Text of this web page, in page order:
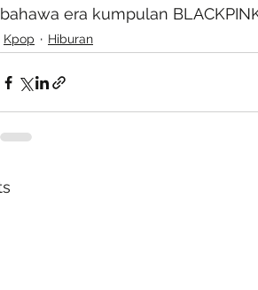
bahawa era kumpulan
Kpop Hiburan